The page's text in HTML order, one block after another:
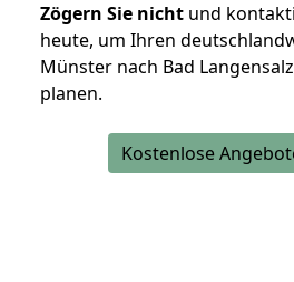
Zögern Sie nicht und
heute, um Ihren
Münster nach Bad
planen.
Kostenlose